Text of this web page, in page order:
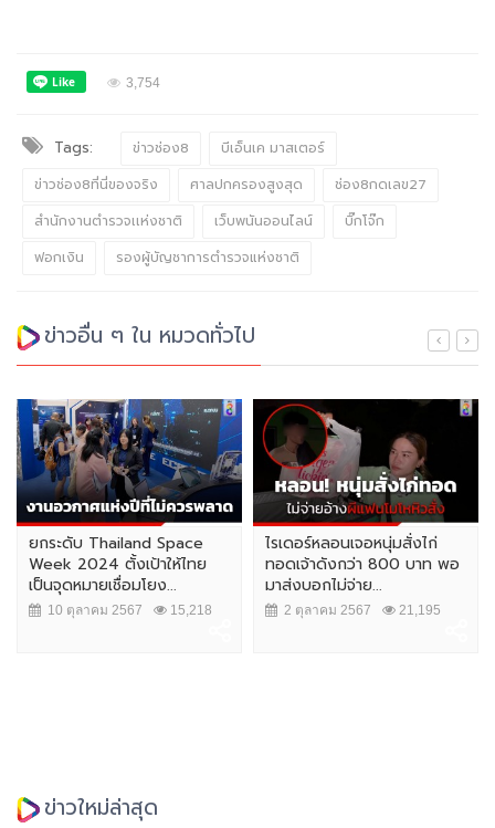
3,754
Tags: ข่าวช่อง8
บีเอ็นเค มาสเตอร์
ข่าวช่อง8ที่นี่ของจริง
ศาลปกครองสูงสุด
ช่อง8กดเลข27
สำนักงานตำรวจเเห่งชาติ
เว็บพนันออนไลน์
บิ๊กโจ๊ก
ฟอกเงิน
รองผู้บัญชาการตำรวจแห่งชาติ
ข่าวอื่น ๆ ใน หมวดทั่วไป
ยกระดับ Thailand Space
Week 2024 ตั้งเป้าให้ไทย
เป็นจุดหมายเชื่อมโยง...
10 ตุลาคม 2567 15,218
ไรเดอร์หลอนเจอหนุ่มสั่งไก่
ทอดเจ้าดังกว่า 800 บาท พอ
มาส่งบอกไม่จ่าย...
2 ตุลาคม 2567 21,195
ข่าวใหม่ล่าสุด